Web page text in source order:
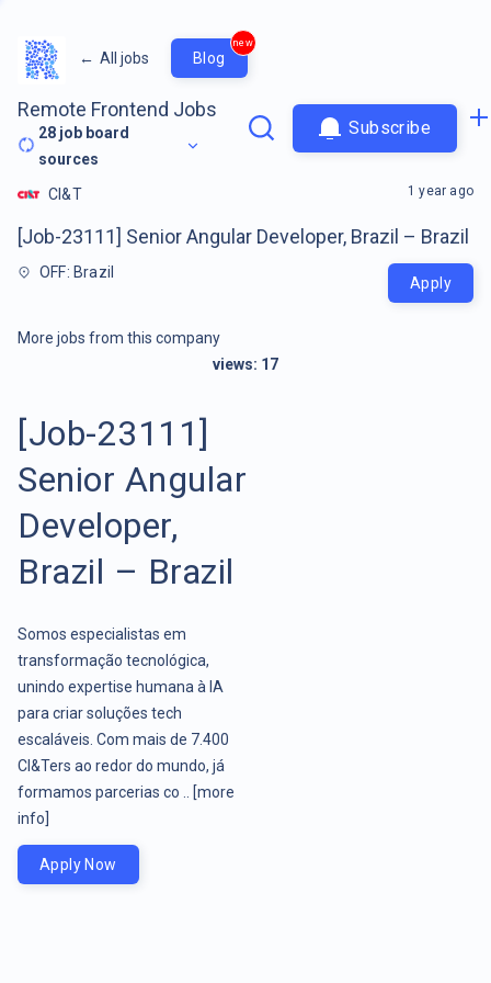
← All jobs Blog
new
Remote Frontend Jobs
28 job board
sources
Subscribe
CI&T
[Job-23111] Senior Angular Developer, Brazil – Brazil
OFF: Brazil
1 year ago
Apply
More jobs from this company
views: 17
[Job-23111]
Senior Angular
Developer,
Brazil – Brazil
Somos especialistas em
transformação tecnológica,
unindo expertise humana à IA
para criar soluções tech
escaláveis. Com mais de 7.400
CI&Ters ao redor do mundo, já
formamos parcerias co ..
[more
info]
Apply Now